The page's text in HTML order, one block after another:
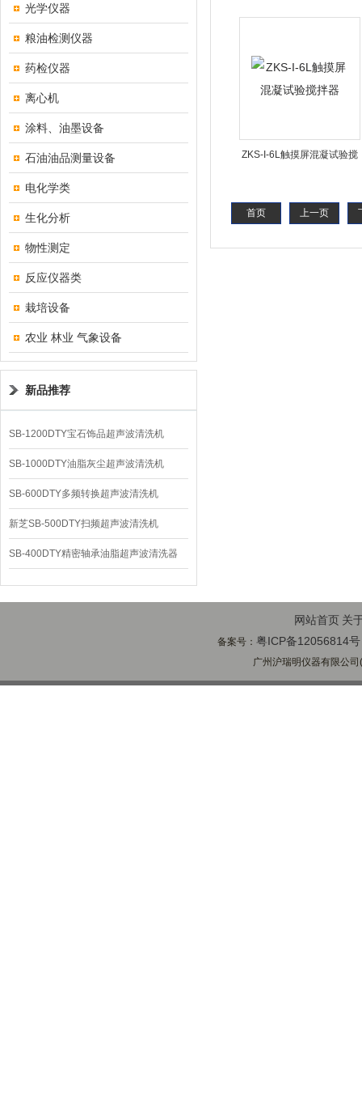
光学仪器
粮油检测仪器
药检仪器
离心机
涂料、油墨设备
石油油品测量设备
电化学类
生化分析
物性测定
反应仪器类
栽培设备
农业 林业 气象设备
新品推荐
SB-1200DTY宝石饰品超声波清洗机
SB-1000DTY油脂灰尘超声波清洗机
SB-600DTY多频转换超声波清洗机
新芝SB-500DTY扫频超声波清洗机
SB-400DTY精密轴承油脂超声波清洗器
力蒸汽灭菌器
ZKS-I-6L触摸屏混凝试验搅
首页 上一页
网站首页 关
备案号： 粤ICP备12056814号
广州沪瑞明仪器有限公